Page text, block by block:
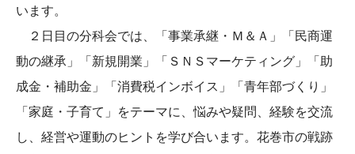
います。
２日目の分科会では、「事業承継・Ｍ＆Ａ」「民商運
動の継承」「新規開業」「ＳＮＳマーケティング」「助
成金・補助金」「消費税インボイス」「青年部づくり」
「家庭・子育て」をテーマに、悩みや疑問、経験を交流
し、経営や運動のヒントを学び合います。花巻市の戦跡